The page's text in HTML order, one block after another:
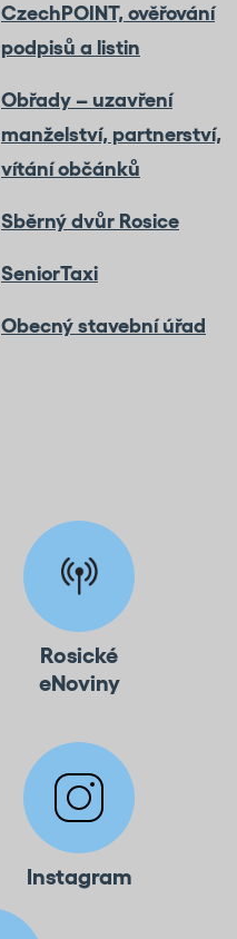
CzechPOINT, ověřování
podpisů a listin
Obřady – uzavření
manželství, partnerství,
vítání občánků
Sběrný dvůr Rosice
SeniorTaxi
Obecný stavební úřad
Rosické
eNoviny
Instagram